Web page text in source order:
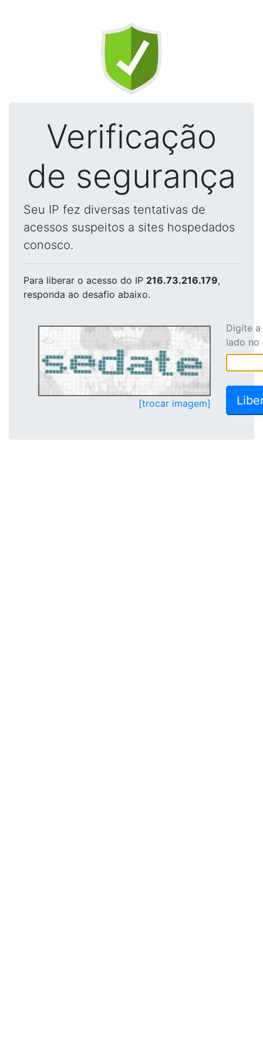
Verificação
de segurança
Seu IP fez diversas tentativas de
acessos suspeitos a sites hospedados
conosco.
Para liberar o acesso do IP 216.73.216.179,
responda ao desafio abaixo.
[trocar imagem]
Digite
lado no